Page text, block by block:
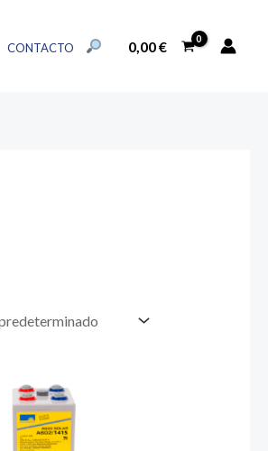
CONTACTO BUSCAR:
0,00€